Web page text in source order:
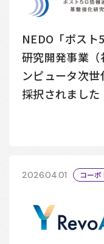
NEDO「ポスト
研究開発事業（
ンピュータ次
採択されました
2026.04.01 コーポ